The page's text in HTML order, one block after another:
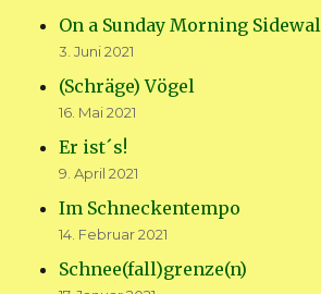
On a Sunday Morning
3. Juni 2021
(Schräge) Vögel
16. Mai 2021
Er ist´s!
9. April 2021
Im Schneckentempo
14. Februar 2021
Schnee(fall)grenze(n)